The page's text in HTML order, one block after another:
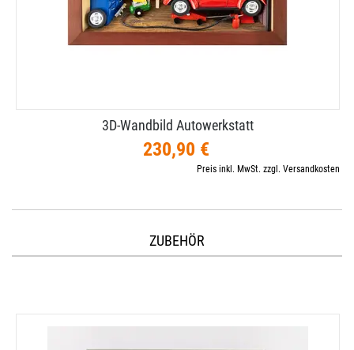
3D-​Wandbild Autowerkstatt
230,90 €
Preis inkl. MwSt. zzgl. Versandkosten
ZUBEHÖR